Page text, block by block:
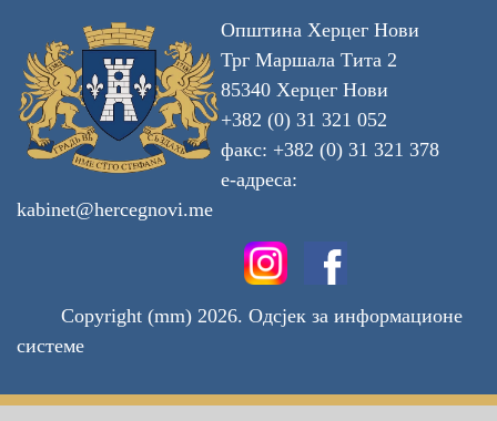
Општина Херцег Нови
Трг Маршала Тита 2
85340 Херцег Нови
+382 (0) 31 321 052
факс: +382 (0) 31 321 378
е-адреса:
kabinet@hercegnovi.me
Copyright (mm) 2026. Одсјек за информационе
системе